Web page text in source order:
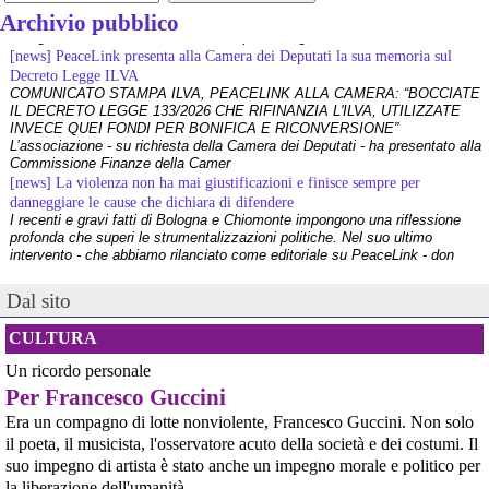
@effimera - 6/3/2026 17:00
effimera.org/voi-fate-la-guerr #IntelligenzaArtificiale
#transizioneecologica # industriadellearmi #fontienergetiche
#Multinazionali #Multipolarismo #finedellavoro
#MedioOriente #DonaldTrump #produzione #StatiUniti #tecnologia
#controllo # economia #macchine #petrolio #Crinali #BigData
#BigTech #dominio #Israele #libertà # guerra # lavoro #donna #Cina
Archivio pubblico
[news] PeaceLink presenta alla Camera dei Deputati la sua memoria sul
Decreto Legge ILVA
COMUNICATO STAMPA ILVA, PEACELINK ALLA CAMERA: “BOCCIATE
IL DECRETO LEGGE 133/2026 CHE RIFINANZIA L'ILVA, UTILIZZATE
INVECE QUEI FONDI PER BONIFICA E RICONVERSIONE”
L’associazione - su richiesta della Camera dei Deputati - ha presentato alla
Commissione Finanze della Camer
[news] La violenza non ha mai giustificazioni e finisce sempre per
danneggiare le cause che dichiara di difendere
I recenti e gravi fatti di Bologna e Chiomonte impongono una riflessione
profonda che superi le strumentalizzazioni politiche. Nel suo ultimo
intervento - che abbiamo rilanciato come editoriale su PeaceLink - don
PeaceLink: “Una vittoria storica dei cittadini, ora la salute viene prima”
L’associazione PeaceLink esprime il proprio pieno sostegno e la più sentita
gratitudine al gruppo di cittadini e all'associazione Genitori Tarantini che
[news] Victor Jara, catturato l’ultimo dei suoi aguzzini
Víctor Jara, il cantautore dei poveri che sfidò la dittatura cilena con la sua
chitarra A cinquant'anni dal golpe che insanguinò il Cile, la storia di Víctor
Jara continua a risuonare come un inno alla dignità e alla resistenza. La
sua voce, spezzata dalle mani dei carn
[news] La "Breve storia del pacifismo italiano" è stata arricchita con undici
Dal sito
CULTURA
Un ricordo personale
Per Francesco Guccini
Era un compagno di lotte nonviolente, Francesco Guccini. Non solo
il poeta, il musicista, l'osservatore acuto della società e dei costumi. Il
suo impegno di artista è stato anche un impegno morale e politico per